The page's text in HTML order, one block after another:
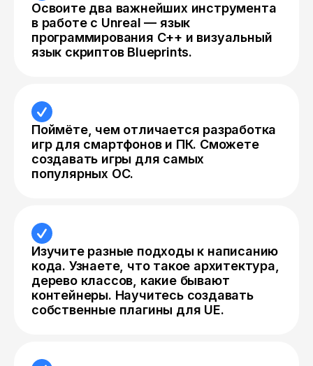
Освоите два важнейших инструмента
в работе с Unreal — язык
программирования C++ и визуальный
язык скриптов Blueprints.
Поймёте, чем отличается разработка
игр для смартфонов и ПК. Сможете
создавать игры для самых
популярных ОС.
Изучите разные подходы к написанию
кода. Узнаете, что такое архитектура,
дерево классов, какие бывают
контейнеры. Научитесь создавать
собственные плагины для UE.